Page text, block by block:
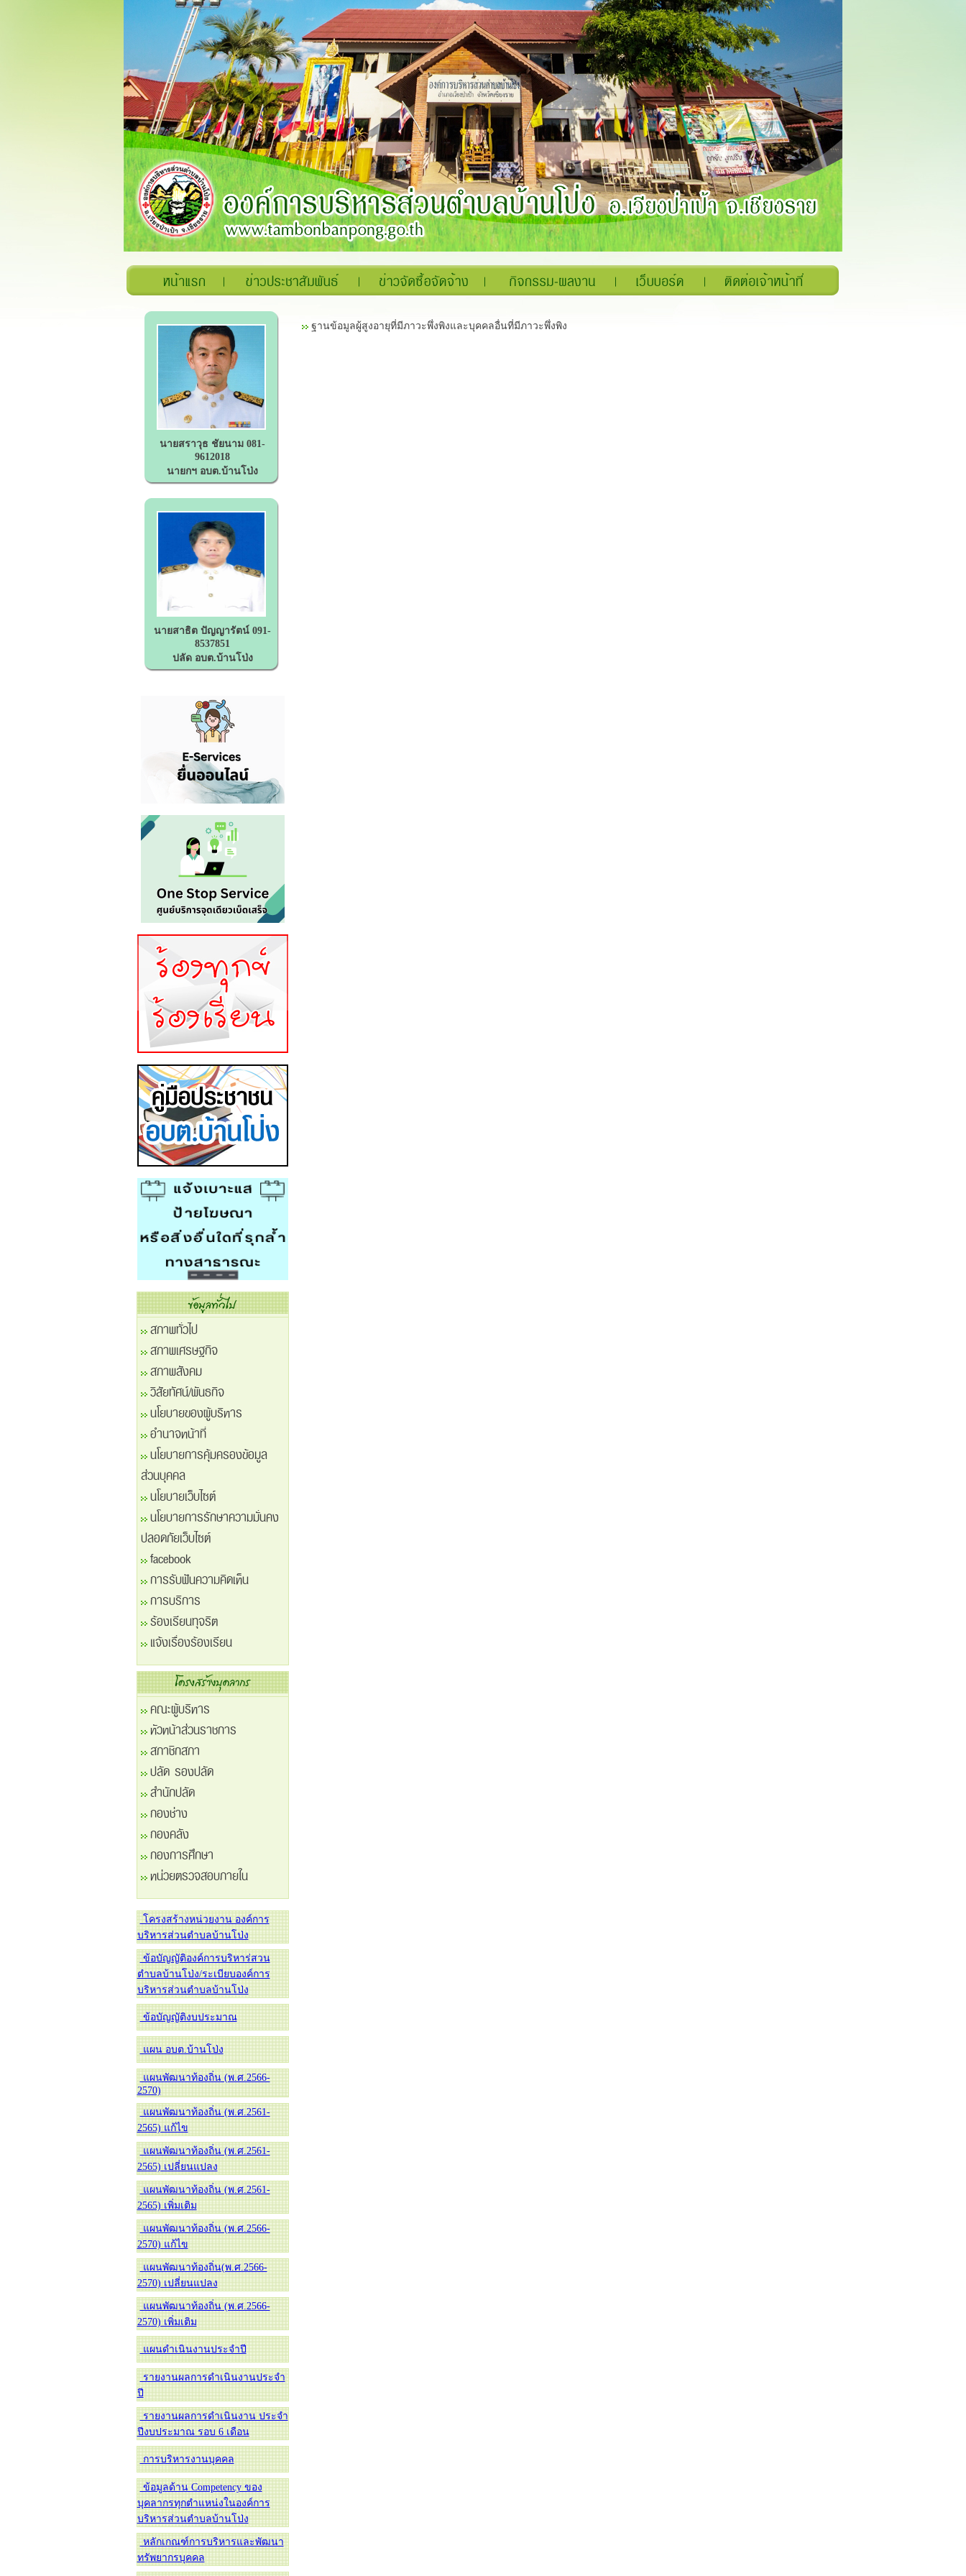
นายสราวุธ ชัยนาม 081-
9612018
นายกฯ อบต.บ้านโป่ง
นายสาธิต ปัญญารัตน์ 091-
8537851
ปลัด อบต.บ้านโป่ง
สภาพทั่วไป
สภาพเศรษฐกิจ
สภาพสังคม
วิสัยทัศน์/พันธกิจ
นโยบายของผู้บริหาร
อำนาจหน้าที่
นโยบายการคุ้มครองข้อมูล
ส่วนบุคคล
นโยบายเว็บไซต์
นโยบายการรักษาความมั่นคง
ปลอดภัยเว็บไซต์
facebook
การรับฟันความคิดเห็น
การบริการ
ร้องเรียนทุจริต
แจ้งเรื่องร้องเรียน
คณะผู้บริหาร
หัวหน้าส่วนราชการ
สภาชิกสภา
ปลัด รองปลัด
สำนักปลัด
กองช่าง
กองคลัง
กองการศึกษา
หน่วยตรวจสอบภายใน
โครงสร้างหน่วยงาน องค์การ
บริหารส่วนตำบลบ้านโป่ง
ข้อบัญญัติองค์การบริหาร่สวน
ตำบลบ้านโป่ง/ระเบียบองค์การ
บริหารส่วนตำบลบ้านโป่ง
ข้อบัญญัติงบประมาณ
แผน อบต.บ้านโป่ง
แผนพัฒนาท้องถิ่น (พ.ศ.2566-
2570)
แผนพัฒนาท้องถิ่น (พ.ศ.2561-
2565) แก้ไข
แผนพัฒนาท้องถิ่น (พ.ศ.2561-
2565) เปลี่ยนแปลง
แผนพัฒนาท้องถิ่น (พ.ศ.2561-
2565) เพิ่มเติม
แผนพัฒนาท้องถิ่น (พ.ศ.2566-
2570) แก้ไข
แผนพัฒนาท้องถิ่น(พ.ศ.2566-
2570) เปลี่ยนแปลง
แผนพัฒนาท้องถิ่น (พ.ศ.2566-
2570) เพิ่มเติม
แผนดำเนินงานประจำปี
รายงานผลการดำเนินงานประจำ
ปี
รายงานผลการดำเนินงาน ประจำ
ปีงบประมาณ รอบ 6 เดือน
การบริหารงานบุคคล
ข้อมูลด้าน Competency ของ
บุคลากรทุกตำแหน่งในองค์การ
บริหารส่วนตำบลบ้านโป่ง
หลักเกณฑ์การบริหารและพัฒนา
ทรัพยากรบุคคล
ฐานข้อมูลผู้สูงอายุที่มีภาวะพึ่งพิงและบุคคลอื่นที่มีภาวะพึ่งพิง